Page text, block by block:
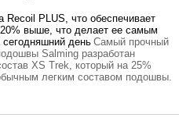
PLUS, что обеспечивает
20% выше, что делает ее самым
день Самый прочный
Salming разработан
XS Trek, который на 25%
легким составом подошвы.